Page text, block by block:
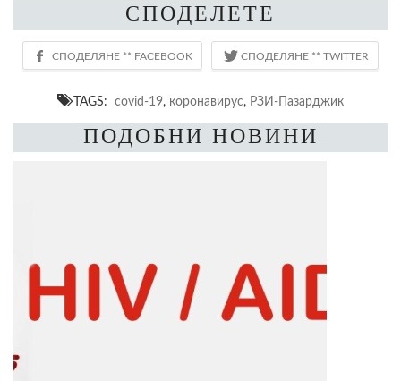
СПОДЕЛЕТЕ
TAGS: covid-19, коронавирус, РЗИ-Пазарджик
ПОДОБНИ НОВИНИ